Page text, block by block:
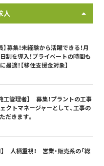
人
募集！未経験から活躍できる！月
制を導入！プライベートの時間も
適！【移住支援金対象】
管理者】 募集！プラントの工事
クトマネージャーとして、工事の
だきます。
】 人柄重視！ 営業・販売系の「総